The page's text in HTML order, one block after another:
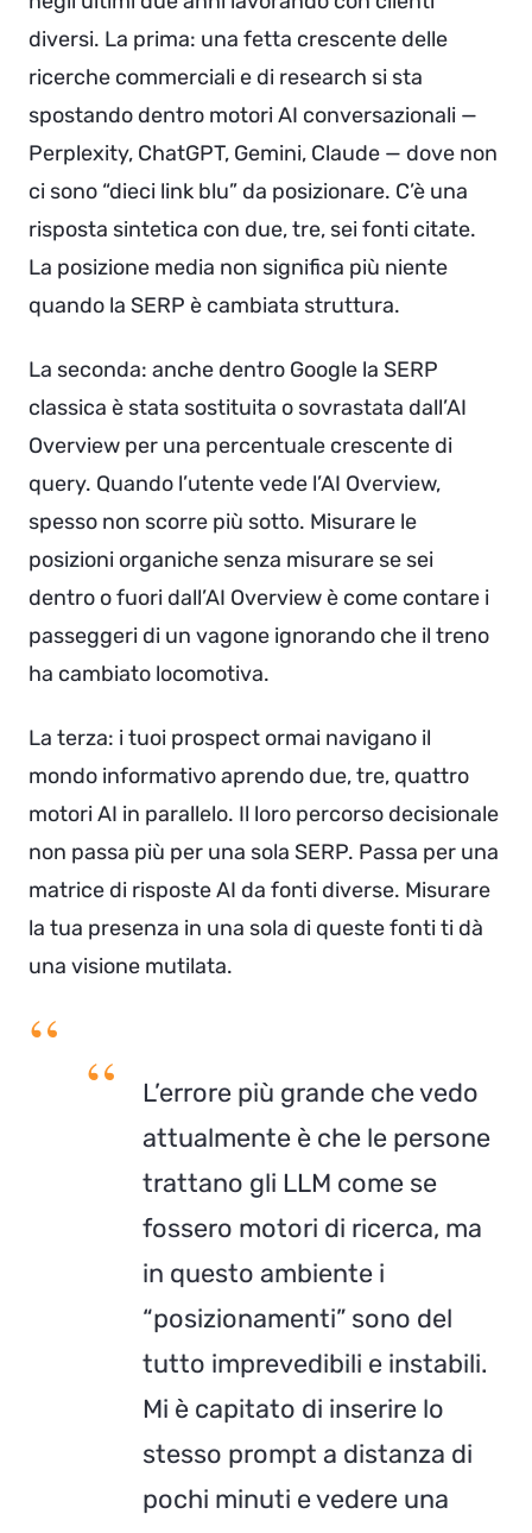
diversi. La prima: una fetta crescente delle
ricerche commerciali e di research si sta
spostando dentro motori AI conversazionali —
Perplexity, ChatGPT, Gemini, Claude — dove non
ci sono “dieci link blu” da posizionare. C’è una
risposta sintetica con due, tre, sei fonti citate.
La posizione media non significa più niente
quando la SERP è cambiata struttura.
La seconda: anche dentro Google la SERP
classica è stata sostituita o sovrastata dall’AI
Overview per una percentuale crescente di
query. Quando l’utente vede l’AI Overview,
spesso non scorre più sotto. Misurare le
posizioni organiche senza misurare se sei
dentro o fuori dall’AI Overview è come contare i
passeggeri di un vagone ignorando che il treno
ha cambiato locomotiva.
La terza: i tuoi prospect ormai navigano il
mondo informativo aprendo due, tre, quattro
motori AI in parallelo. Il loro percorso decisionale
non passa più per una sola SERP. Passa per una
matrice di risposte AI da fonti diverse. Misurare
la tua presenza in una sola di queste fonti ti dà
una visione mutilata.
L’errore più grande che vedo
attualmente è che le persone
trattano gli LLM come se
fossero motori di ricerca, ma
in questo ambiente i
“posizionamenti” sono del
tutto imprevedibili e instabili.
Mi è capitato di inserire lo
stesso prompt a distanza di
pochi minuti e vedere una